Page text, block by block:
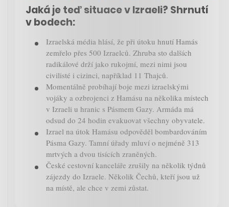
Jaká je teď situace v Izraeli? Shrnutí
v bodech:
Izraelská média hlásí, že při útoku hnutí Hamás
zemřelo přes 500 Izraelců. Zhruba sto dalších
radikálové drží jako rukojmí, mezi nimi jsou
civilisté i cizinci, například 11 Thajců.
Momentálně probíhají boje mezi izraelskými
vojáky a ozbrojenci z Hamásu na několika místech
v Izraeli u hranic s Pásmem Gazy. Armáda má
odsud do 24 hodin evakuovat všechny obyvatele.
Izrael na útok Hamásu odpověděl bombardováním
Pásma Gazy. Tamní úřady mluví o nejméně 313
mrtvých a dvou tisících zraněných.
České cestovní kanceláře zrušily na několik týdnů
zájezdy do Izraele. Několik Čechů, kteří jsou už
na místě, ale chce v zemi zůstat.